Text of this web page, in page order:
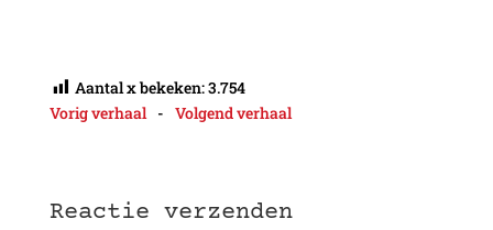
Aantal x bekeken:3.754
Vorig verhaal - Volgend verhaal
Reactie verzenden